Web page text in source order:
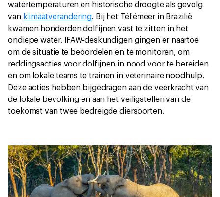
watertemperaturen en historische droogte als gevolg
van klimaatverandering. Bij het Téfémeer in Brazilië
kwamen honderden dolfijnen vast te zitten in het
ondiepe water. IFAW-deskundigen gingen er naartoe
om de situatie te beoordelen en te monitoren, om
reddingsacties voor dolfijnen in nood voor te bereiden
en om lokale teams te trainen in veterinaire noodhulp.
Deze acties hebben bijgedragen aan de veerkracht van
de lokale bevolking en aan het veiligstellen van de
toekomst van twee bedreigde diersoorten.